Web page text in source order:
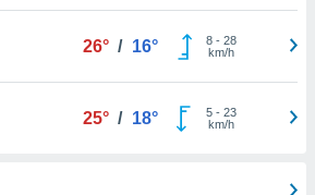
26° / 16° 8- 28
km/h
25° / 18° 5- 23
km/h